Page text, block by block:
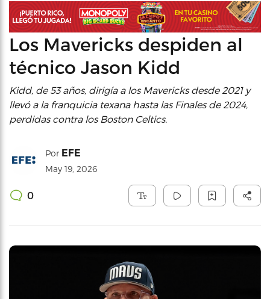
Los Mavericks despiden al
técnico Jason Kidd
Kidd, de 53 años, dirigía a los Mavericks desde 2021 y
llevó a la franquicia texana hasta las Finales de 2024,
perdidas contra los Boston Celtics.
Por EFE
May 19, 2026
0